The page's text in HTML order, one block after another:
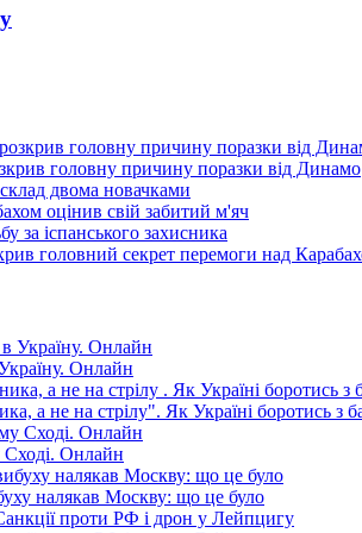
головну причину поразки від Динамо
двома новачками
оцінив свій забитий м'яч
за іспанського захисника
головний секрет перемоги над
Онлайн
а не на стрілу". Як Україні боротись з
Сході. Онлайн
налякав Москву: що це було